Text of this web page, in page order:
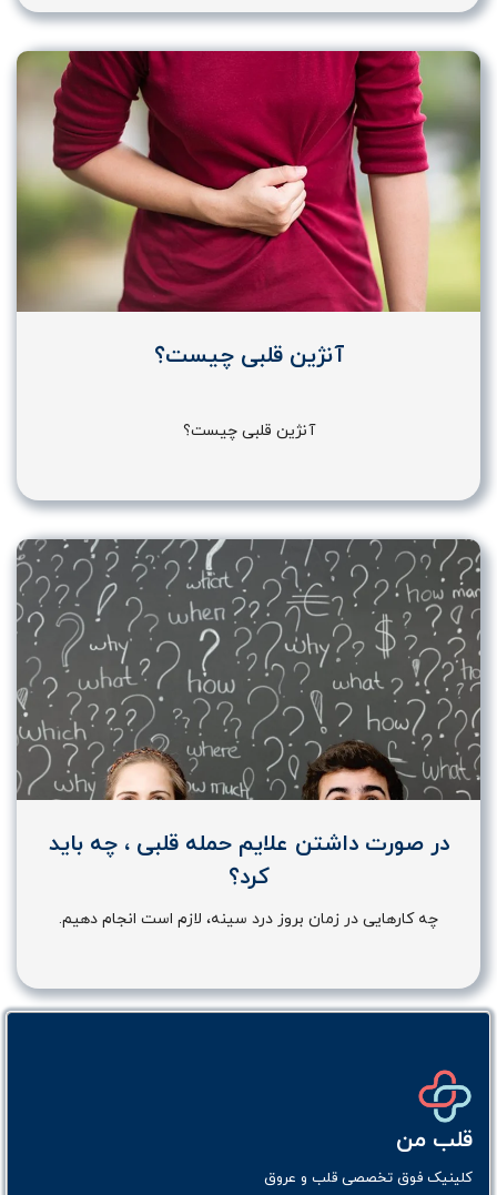
آنژین قلبی چیست؟
آنژین قلبی چیست؟
در صورت داشتن علایم حمله قلبی ، چه باید
کرد؟
چه کارهایی در زمان بروز درد سینه، لازم است انجام دهیم.
قلب من
کلینیک فوق تخصصی قلب و عروق